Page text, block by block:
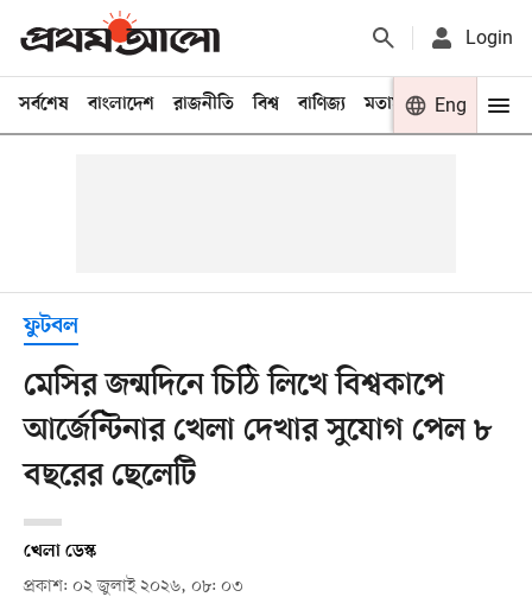
Login
সর্বশেষ বাংলাদেশ রাজনীতি বিশ্ব বাণিজ্য মতামত খেলা
Eng
ফুটবল
মেসির জন্মদিনে চিঠি লিখে বিশ্বকাপে
আর্জেন্টিনার খেলা দেখার সুযোগ পেল ৮
বছরের ছেলেটি
খেলা ডেস্ক
প্রকাশ: ০২ জুলাই ২০২৬, ০৮: ০৩